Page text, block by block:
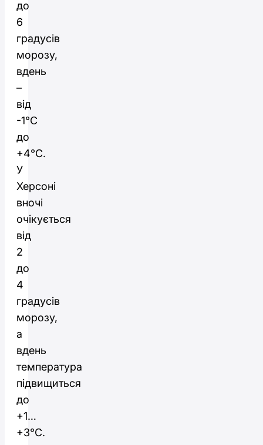
до
6
градусів
морозу,
вдень
–
від
-1°C
до
+4°C.
У
Херсоні
вночі
очікується
від
2
до
4
градусів
морозу,
а
вдень
температура
підвищиться
до
+1…
+3°C.